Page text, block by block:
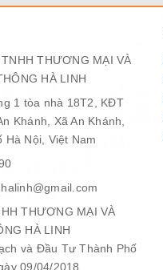
THƯƠNG MẠI VÀ
HÀ LINH
1 tòa nhà 18T2, KĐT
Khánh, Xã An Khánh,
Hà Nội, Việt Nam
THƯƠNG MẠI VÀ
HÀ LINH
và Đầu Tư Thành Phố
09/04/2018